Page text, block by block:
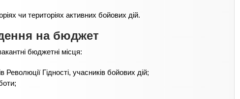
чи територіях активних бойових дій.
на бюджет
бюджетні місця:
Гідності, учасників бойових дій;